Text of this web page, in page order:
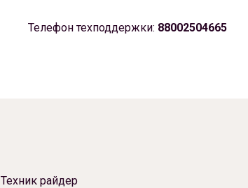
Телефон техподдержки: 88002504665
Техник райдер